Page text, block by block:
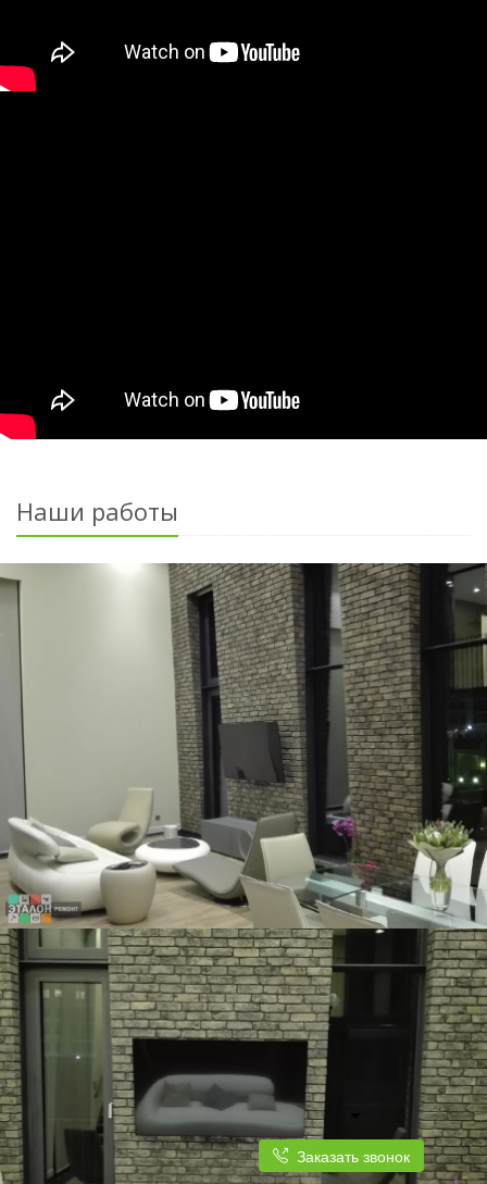
Наши работы
Заказать звонок